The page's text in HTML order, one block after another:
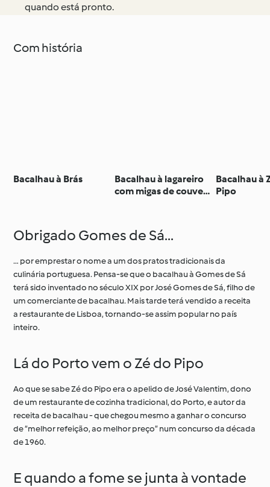
quando está pronto.
Com história
Bacalhau à Brás
Bacalhau à lagareiro
com migas de couve e
Bacalhau à
Pipo
Obrigado Gomes de Sá...
… por emprestar o nome a um dos pratos tradicionais da
culinária portuguesa. Pensa-se que o bacalhau à Gomes de Sá
terá sido inventado no século XIX por José Gomes de Sá, filho de
um comerciante de bacalhau. Mais tarde terá vendido a receita
a restaurante de Lisboa, tornando-se assim popular no país
inteiro.
Lá do Porto vem o Zé do Pipo
Ao que se sabe Zé do Pipo era o apelido de José Valentim, dono
de um restaurante de cozinha tradicional, do Porto, e autor da
receita de bacalhau - que chegou mesmo a ganhar o concurso
de “melhor refeição, ao melhor preço” num concurso da década
de 1960.
E quando a fome se junta à vontade